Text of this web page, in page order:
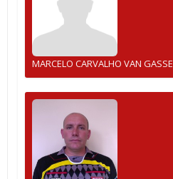
MARCELO CARVALHO VAN GASSE